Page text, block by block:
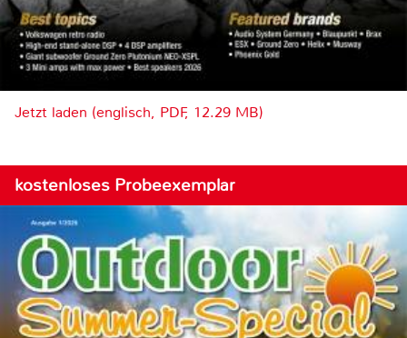
Jetzt laden (englisch, PDF, 12.29 MB)
kostenloses Probeexemplar